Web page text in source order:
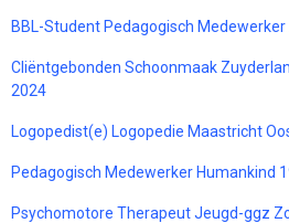
BBL-Student Pedagogisch
Cliëntgebonden Schoonmaak
2024
Logopedist(e) Logopedie Maastricht
Pedagogisch Medewerker Humankind
Psychomotore Therapeut Jeugd-ggz